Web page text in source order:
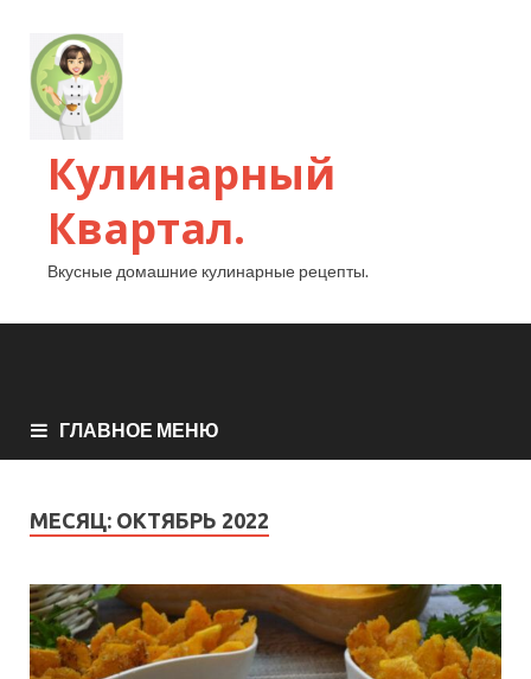
Кулинарный
Квартал.
Вкусные домашние кулинарные рецепты.
ГЛАВНОЕ МЕНЮ
МЕСЯЦ: ОКТЯБРЬ 2022